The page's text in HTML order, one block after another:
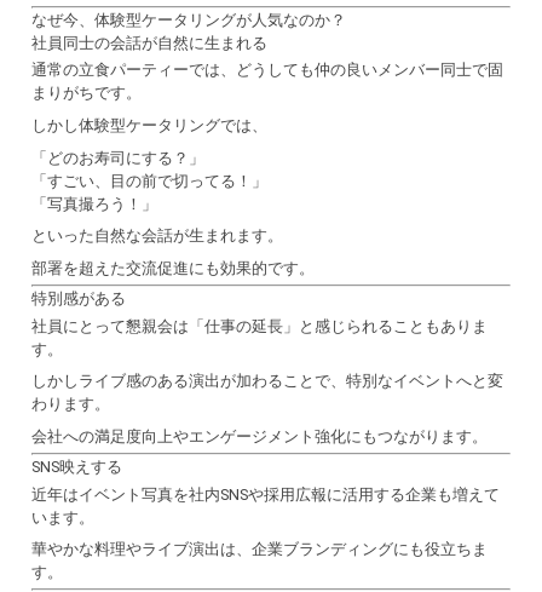
なぜ今、体験型ケータリングが人気なのか？
社員同士の会話が自然に生まれる
通常の立食パーティーでは、どうしても仲の良いメンバー同士で固
まりがちです。
しかし体験型ケータリングでは、
「どのお寿司にする？」
「すごい、目の前で切ってる！」
「写真撮ろう！」
といった自然な会話が生まれます。
部署を超えた交流促進にも効果的です。
特別感がある
社員にとって懇親会は「仕事の延長」と感じられることもありま
す。
しかしライブ感のある演出が加わることで、特別なイベントへと変
わります。
会社への満足度向上やエンゲージメント強化にもつながります。
SNS映えする
近年はイベント写真を社内SNSや採用広報に活用する企業も増えて
います。
華やかな料理やライブ演出は、企業ブランディングにも役立ちま
す。